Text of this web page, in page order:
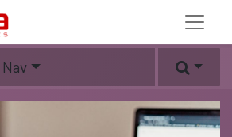
Nav